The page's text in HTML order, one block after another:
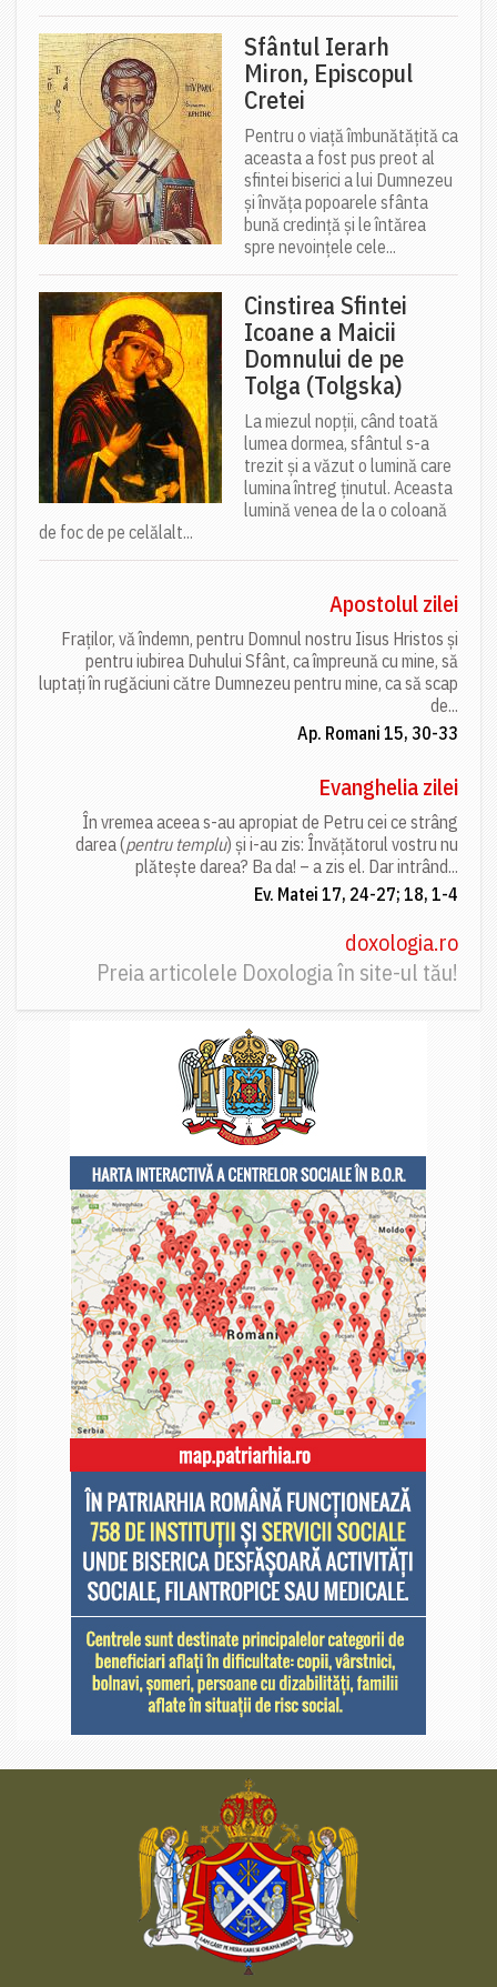
Sfântul Ierarh
Miron, Episcopul
Cretei
Pentru o viață îmbunătățită ca
aceasta a fost pus preot al
sfintei biserici a lui Dumnezeu
și învăța popoarele sfânta
bună credință și le întărea
spre nevoințele cele...
Cinstirea Sfintei
Icoane a Maicii
Domnului de pe
Tolga (Tolgska)
La miezul nopții, când toată
lumea dormea, sfântul s-a
trezit și a văzut o lumină care
lumina întreg ținutul. Aceasta
lumină venea de la o coloană
de foc de pe celălalt...
Apostolul zilei
Fraților, vă îndemn, pentru Domnul nostru Iisus Hristos și
pentru iubirea Duhului Sfânt, ca împreună cu mine, să
luptați în rugăciuni către Dumnezeu pentru mine, ca să scap
de...
Ap. Romani 15, 30-33
Evanghelia zilei
În vremea aceea s-au apropiat de Petru cei ce strâng
darea (pentru templu) și i-au zis: Învățătorul vostru nu
plătește darea? Ba da! – a zis el. Dar intrând...
Ev. Matei 17, 24-27; 18, 1-4
doxologia.ro
Preia articolele Doxologia în site-ul tău!